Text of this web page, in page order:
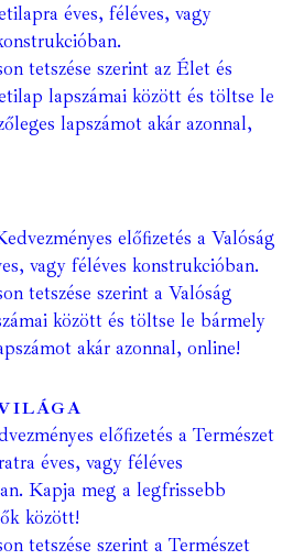
éves, féléves, vagy
tetszése szerint az Élet és
lapszámai között és töltse le
lapszámot akár azonnal,
előfizetés a Valóság
vagy féléves konstrukcióban.
tetszése szerint a Valóság
között és töltse le bármely
akár azonnal, online!
előfizetés a Természet
éves, vagy féléves
Kapja meg a legfrissebb
között!
tetszése szerint a Természet